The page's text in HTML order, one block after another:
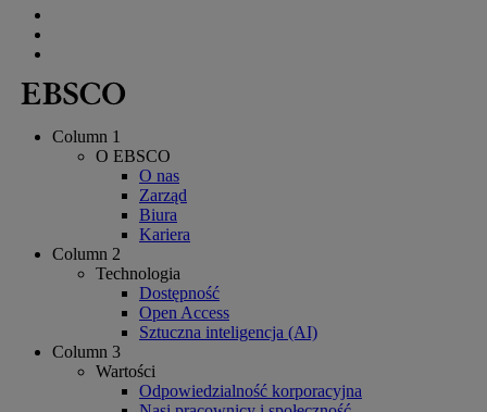
Column 1
O EBSCO
O nas
Zarząd
Biura
Kariera
Column 2
Technologia
Dostępność
Open Access
Sztuczna inteligencja (AI)
Column 3
Wartości
Odpowiedzialność korporacyjna